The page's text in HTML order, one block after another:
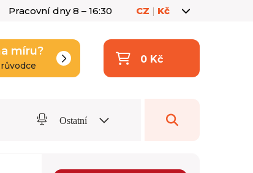
Pracovní dny 8 – 16:30 CZ | Kč
míru?
0 Kč
Ostatní